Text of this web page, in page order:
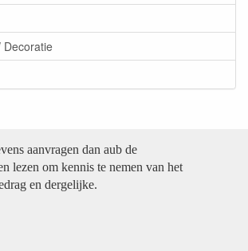
Decoratie
aanvragen dan aub de
lezen om kennis te nemen van het
en dergelijke.